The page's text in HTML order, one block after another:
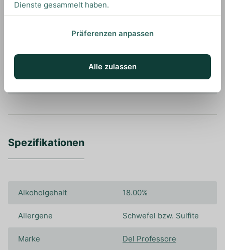
DRINKS MIT DEL PROFESSORE?
UNSERE EMPFEHLUNGEN
Spezifikationen
Alkoholgehalt 18.00%
Allergene Schwefel bzw. Sulfite
Marke Del Professore
Dienste gesammelt haben.
Präferenzen anpassen
Alle zulassen